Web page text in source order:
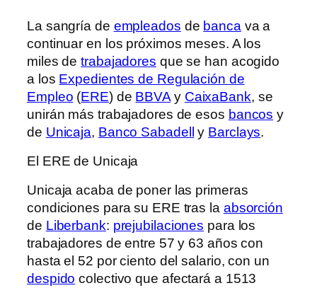
La sangría de empleados de bancava a
continuar en los próximos meses. A los
miles detrabajadores que se han acogido
a los Expedientes de Regulación de
Empleo (ERE) de BBVAy CaixaBank, se
unirán más trabajadores de esos bancos y
de Unicaja, Banco Sabadell y Barclays.
El ERE de Unicaja
Unicaja acaba de poner las primeras
condiciones para su ERE tras la absorción
de Liberbank: prejubilaciones para los
trabajadores de entre 57 y 63 años con
hasta el 52 por ciento del salario, con un
despido colectivo que afectará a 1513